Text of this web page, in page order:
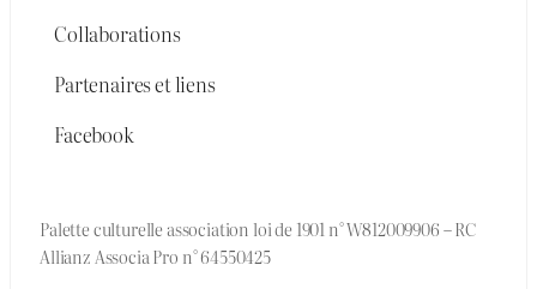
Collaborations
Partenaires et liens
Facebook
Palette culturelle association loi de 1901 n° W812009906 – RC
Allianz Associa Pro n° 64550425